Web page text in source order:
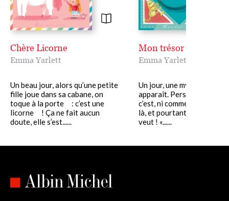
Chère Licorne
Emma Yarlett
Un beau jour, alors qu’une petite
fille joue dans sa cabane, on
toque à la porte : c’est une
licorne ! Ça ne fait aucun
doute, elle s’est......
Mon trésor
Emma Yarlett
Un jour, une mystérieuse
apparaît. Personne ne sait
c’est, ni comment elle est
là, et pourtant tout le
veut ! «......